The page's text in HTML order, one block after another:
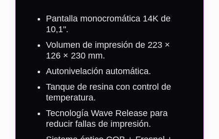
Pantalla monocromática 14K de
10,1".
Volumen de impresión de 223 ×
126 × 230 mm.
Autonivelación automática.
Tanque de resina con control de
temperatura.
Tecnología Wave Release para
reducir fallas de impresión.